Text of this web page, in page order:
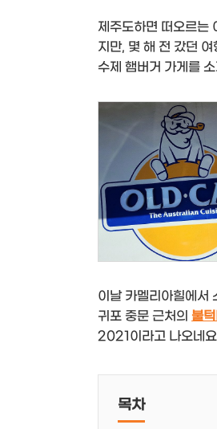
제주도하면 떠오르는
지만, 몇 해 전 갔던
수제 햄버거 가게를
이날 카멜리아힐에서
귀포 중문 근처의 불
2021이라고 나오네
목차